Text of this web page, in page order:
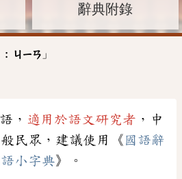
辭典附錄
: ㄐㄧㄢ 」
， 適用於語文研究者 ，中
民眾，建議使用《 國語辭
小字典》。